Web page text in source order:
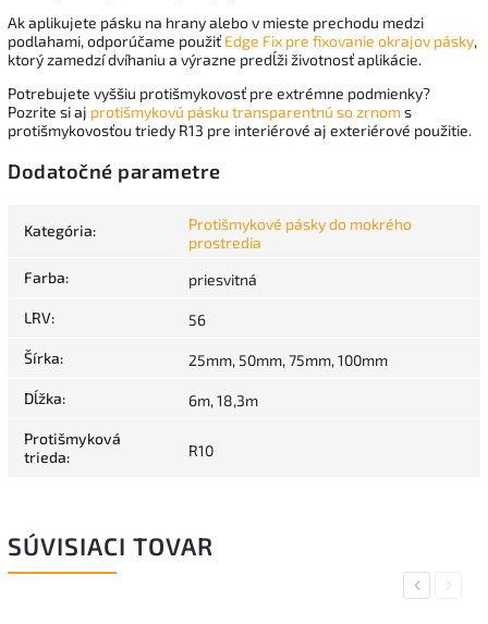
Ak aplikujete pásku na hrany alebo v mieste prechodu medzi
podlahami, odporúčame použiť Edge Fix pre fixovanie okrajov pásky,
ktorý zamedzí dvíhaniu a výrazne predĺži životnosť aplikácie.
Potrebujete vyššiu protišmykovosť pre extrémne podmienky?
Pozrite si aj protišmykovú pásku transparentnú so zrnoms
protišmykovosťou triedy R13 pre interiérové aj exteriérové použitie.
Dodatočné parametre
Kategória:
Protišmykové pásky do mokrého
prostredia
Farba: priesvitná
LRV: 56
Šírka: 25mm, 50mm, 75mm, 100mm
Dĺžka: 6m, 18,3m
Protišmyková
trieda: R10
SÚVISIACI TOVAR
PreviousNext